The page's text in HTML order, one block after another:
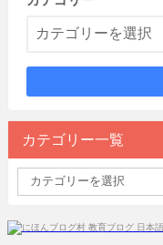
カテゴリー一覧